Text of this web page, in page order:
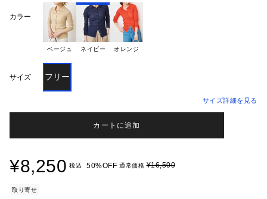
カラー
ベージュ ネイビー オレンジ
サイズ フリー
サイズ詳細を見る
カートに追加
¥8,250 税込 50%OFF 通常価格¥16,500
取り寄せ